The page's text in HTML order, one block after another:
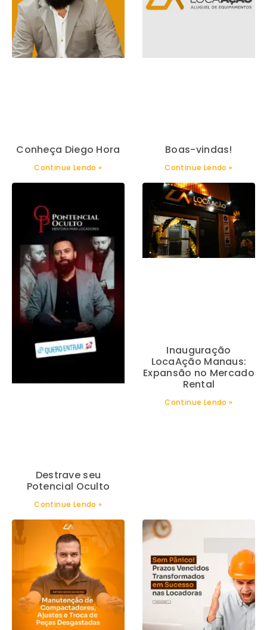
Conheça Diego Hora
Continue Lendo »
Boas-vindas!
Continue Lendo »
Destrave seu
Potencial Oculto
Continue Lendo »
Inauguração
LocaAção Manaus:
Expansão no Mercado
Rental
Continue Lendo »